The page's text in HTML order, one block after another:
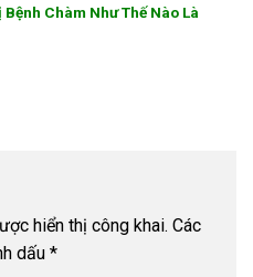
Chàm Như Thế Nào Là
hiển thị công khai. Các
dấu *